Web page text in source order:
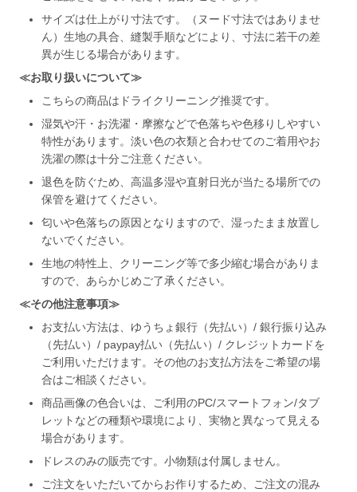
サイズは仕上がり寸法です。（ヌード寸法ではありませ
ん）生地の具合、縫製手順などにより、寸法に若干の差
異が生じる場合があります。
≪お取り扱いについて≫
こちらの商品はドライクリーニング推奨です。
湿気や汗・お洗濯・摩擦などで色落ちや色移りしやすい
特性があります。淡い色の衣類と合わせてのご着用やお
洗濯の際は十分ご注意ください。
退色を防ぐため、高温多湿や直射日光が当たる場所での
保管を避けてください。
匂いや色落ちの原因となりますので、湿ったまま放置し
ないでください。
生地の特性上、クリーニング等で多少縮む場合がありま
すので、あらかじめご了承ください。
≪その他注意事項≫
お支払い方法は、ゆうちょ銀行（先払い）/ 銀行振り込み
（先払い）/ paypay払い（先払い）/ クレジットカードを
ご利用いただけます。その他のお支払方法をご希望の場
合はご相談ください。
商品画像の色合いは、ご利用のPC/スマートフォン/タブ
レットなどの種類や環境により、実物と異なって見える
場合があります。
ドレスのみの販売です。小物類は付属しません。
ご注文をいただいてからお作りするため、ご注文の混み